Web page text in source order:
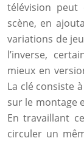
télévision
scène, en
variations de
l’inverse,
mieux en
La clé consiste
sur le montage
En travaillant
circuler un